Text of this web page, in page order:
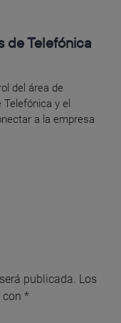
de Telefónica
del área de
y el
a la empresa
publicada. Los
*